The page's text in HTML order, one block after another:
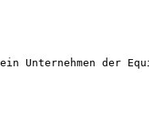
Unternehmen